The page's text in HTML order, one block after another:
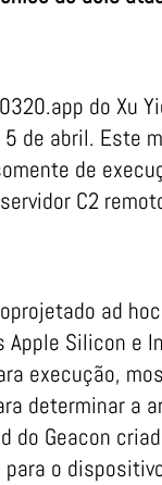
do Xu
5 de abril. Este
de
C2
ad
Apple Silicon e
execução,
determinar a
do Geacon
o